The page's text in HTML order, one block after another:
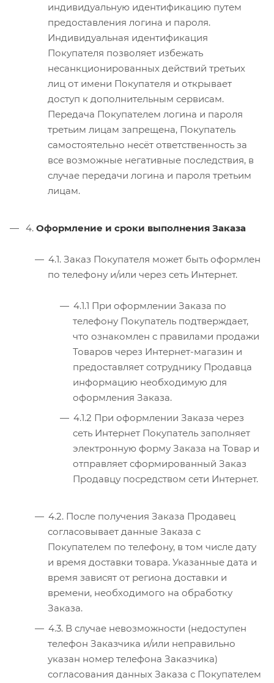
индивидуальную идентификацию путем
предоставления логина и пароля.
Индивидуальная идентификация
Покупателя позволяет избежать
несанкционированных действий третьих
лиц от имени Покупателя и открывает
доступ к дополнительным сервисам.
Передача Покупателем логина и пароля
третьим лицам запрещена, Покупатель
самостоятельно несёт ответственность за
все возможные негативные последствия, в
случае передачи логина и пароля третьим
лицам.
4. Оформление и сроки выполнения Заказа
4.1. Заказ Покупателя может быть оформлен
по телефону и/или через сеть Интернет.
4.1.1 При оформлении Заказа по
телефону Покупатель подтверждает,
что ознакомлен с правилами продажи
Товаров через Интернет-магазин и
предоставляет сотруднику Продавца
информацию необходимую для
оформления Заказа.
4.1.2 При оформлении Заказа через
сеть Интернет Покупатель заполняет
электронную форму Заказа на Товар и
отправляет сформированный Заказ
Продавцу посредством сети Интернет.
4.2. После получения Заказа Продавец
согласовывает данные Заказа с
Покупателем по телефону, в том числе дату
и время доставки товара. Указанные дата и
время зависят от региона доставки и
времени, необходимого на обработку
Заказа.
4.3. В случае невозможности (недоступен
телефон Заказчика и/или неправильно
указан номер телефона Заказчика)
согласования данных Заказа с Покупателем